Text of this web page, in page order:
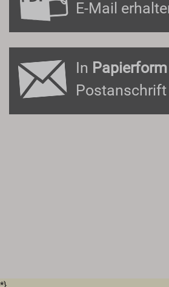
E-Mail
In Papierform
Postanschrift